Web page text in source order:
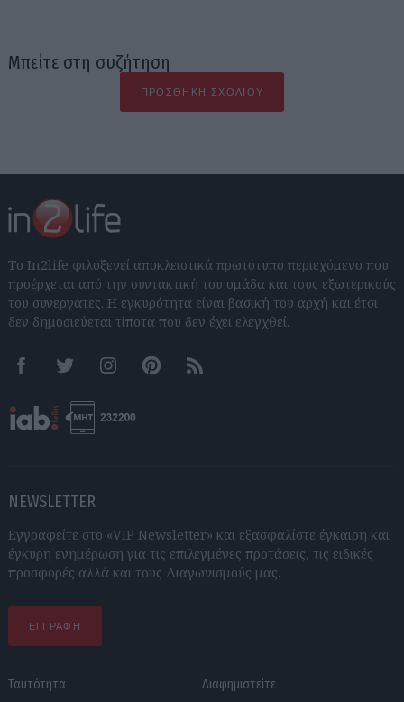
Μπείτε στη συζήτηση
ΠΡΟΣΘΉΚΗ ΣΧΟΛΊΟΥ
Το In2life φιλοξενεί αποκλειστικά πρωτότυπο περιεχόμενο που
προέρχεται από την συντακτική του ομάδα και τους εξωτερικούς
του συνεργάτες. Η εγκυρότητα είναι βασική του αρχή και έτσι
δεν δημοσιεύεται τίποτα που δεν έχει ελεγχθεί.
FacebookTwitter InstagramPinterestRSS feeds
NEWSLETTER
Εγγραφείτε στο «VIP Newsletter» και εξασφαλίστε έγκαιρη και
έγκυρη ενημέρωση για τις επιλεγμένες προτάσεις, τις ειδικές
προσφορές αλλά και τους Διαγωνισμούς μας.
ΕΓΓΡΑΦΗ
Ταυτότητα Διαφημιστείτε